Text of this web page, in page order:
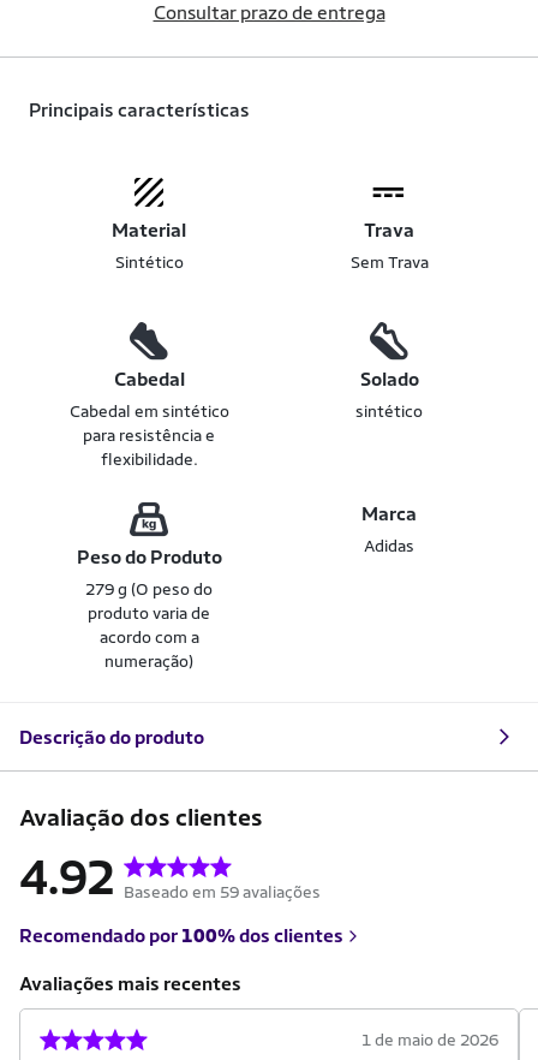
Consultar prazo de entrega
Principais características
Material
Sintético
Trava
Sem Trava
Cabedal
Cabedal em sintético
para resistência e
flexibilidade.
Solado
sintético
Peso do Produto
279 g (O peso do
produto varia de
acordo com a
numeração)
Marca
Adidas
Descrição do produto
Avaliação dos clientes
4.92 Baseado em 59 avaliações
Recomendado por 100%dos clientes
Avaliações mais recentes
1 de maio de 2026